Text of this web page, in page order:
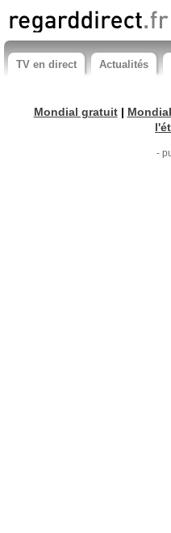
TV en direct Actualités
Mondial gratuit|
-